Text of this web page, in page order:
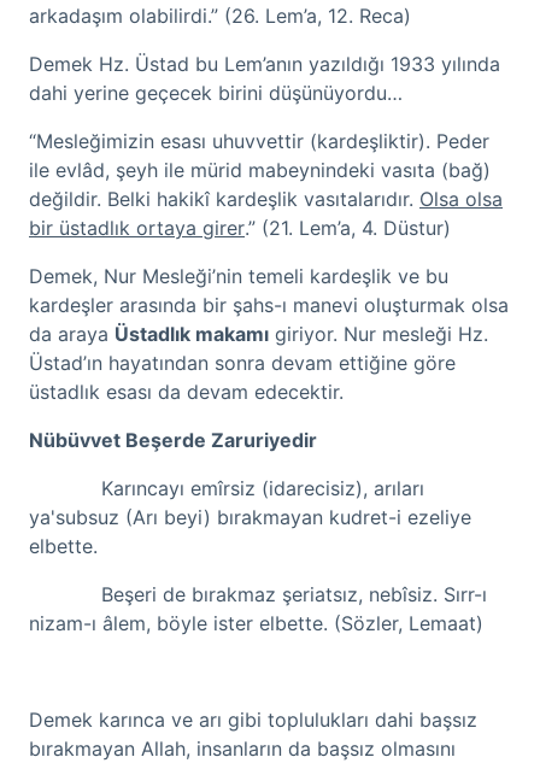
arkadaşım olabilirdi.” (26. Lem’a, 12. Reca)
Demek Hz. Üstad bu Lem’anın yazıldığı 1933 yılında
dahi yerine geçecek birini düşünüyordu…
“Mesleğimizin esası uhuvvettir (kardeşliktir). Peder
ile evlâd, şeyh ile mürid mabeynindeki vasıta (bağ)
değildir. Belki hakikî kardeşlik vasıtalarıdır. Olsa olsa
bir üstadlık ortaya girer.” (21. Lem’a, 4. Düstur)
Demek, Nur Mesleği’nin temeli kardeşlik ve bu
kardeşler arasında bir şahs-ı manevi oluşturmak olsa
da araya Üstadlık makamı giriyor. Nur mesleği Hz.
Üstad’ın hayatından sonra devam ettiğine göre
üstadlık esası da devam edecektir.
Nübüvvet Beşerde Zaruriyedir
Karıncayı emîrsiz (idarecisiz), arıları
ya'subsuz (Arı beyi) bırakmayan kudret-i ezeliye
elbette.
Beşeri de bırakmaz şeriatsız, nebîsiz. Sırr-ı
nizam-ı âlem, böyle ister elbette. (Sözler, Lemaat)
Demek karınca ve arı gibi toplulukları dahi başsız
bırakmayan Allah, insanların da başsız olmasını